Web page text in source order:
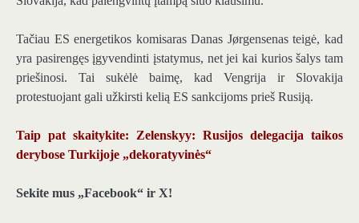
Tačiau ES energetikos komisaras Danas Jørgensenas teigė, kad
yra pasirengęs įgyvendinti įstatymus, net jei kai kurios šalys tam
priešinosi. Tai sukėlė baimę, kad Vengrija ir Slovakija
protestuojant gali užkirsti kelią ES sankcijoms prieš Rusiją.
Taip pat skaitykite: Zelenskyy: Rusijos delegacija taikos
derybose Turkijoje „dekoratyvinės“
Sekite mus „Facebook“ ir X!